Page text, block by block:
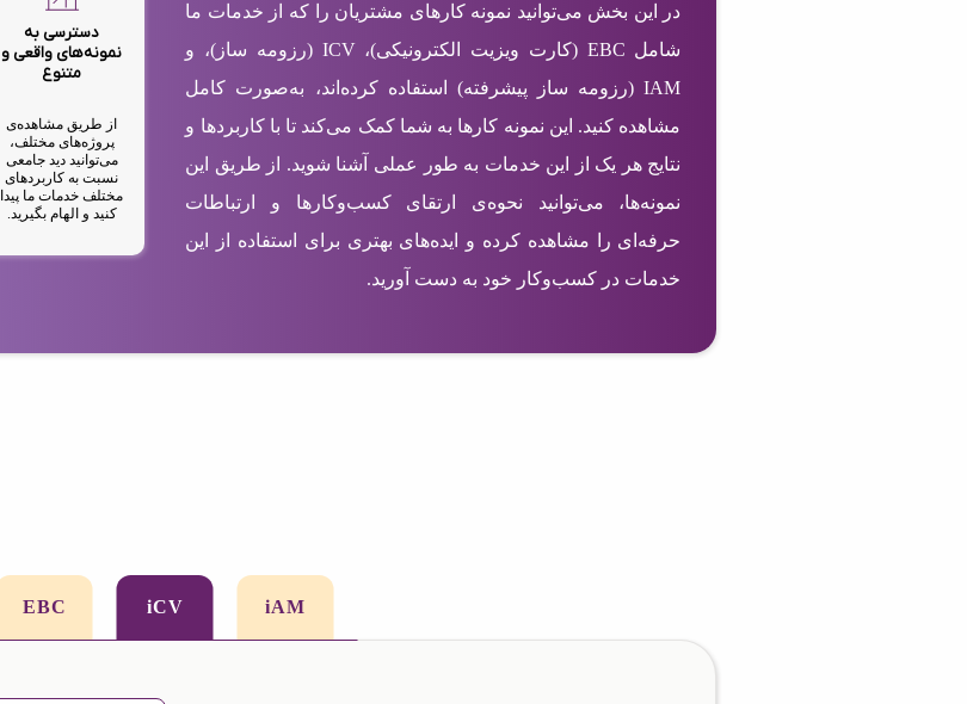
در این بخش می‌توانید نمونه کارهای مشتریان را که از خدمات ما
شامل EBC (کارت ویزیت الکترونیکی)، ICV (رزومه ساز)، و
IAM (رزومه ساز پیشرفته) استفاده کرده‌اند، به‌صورت کامل
مشاهده کنید. این نمونه کارها به شما کمک می‌کند تا با کاربردها و
نتایج هر یک از این خدمات به طور عملی آشنا شوید. از طریق این
نمونه‌ها، می‌توانید نحوه‌ی ارتقای کسب‌وکارها و ارتباطات
حرفه‌ای را مشاهده کرده و ایده‌های بهتری برای استفاده از این
خدمات در کسب‌وکار خود به دست آورید.
دسترسی به
نمونه‌های واقعی و
متنوع
از طریق مشاهده‌ی
پروژه‌های مختلف،
می‌توانید دید جامعی
نسبت به کاربردهای
مختلف خدمات ما پیدا
کنید و الهام بگیرید.
iAM
iCV
EBC